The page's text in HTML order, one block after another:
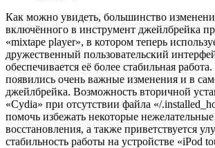
Как можно увидеть, большинство
включённого в инструмент джейлбрейка
«mixtape player», в котором теперь
дружественный пользовательский
обеспечивается её более стабильная
появились очень важные изменения и в
джейлбрейка. Возможность вторичной
«Cydia» при отсутствии файла «/
помочь избежать некоторые
восстановления, а также приветствуется
стабильность работы на устройстве «iPod